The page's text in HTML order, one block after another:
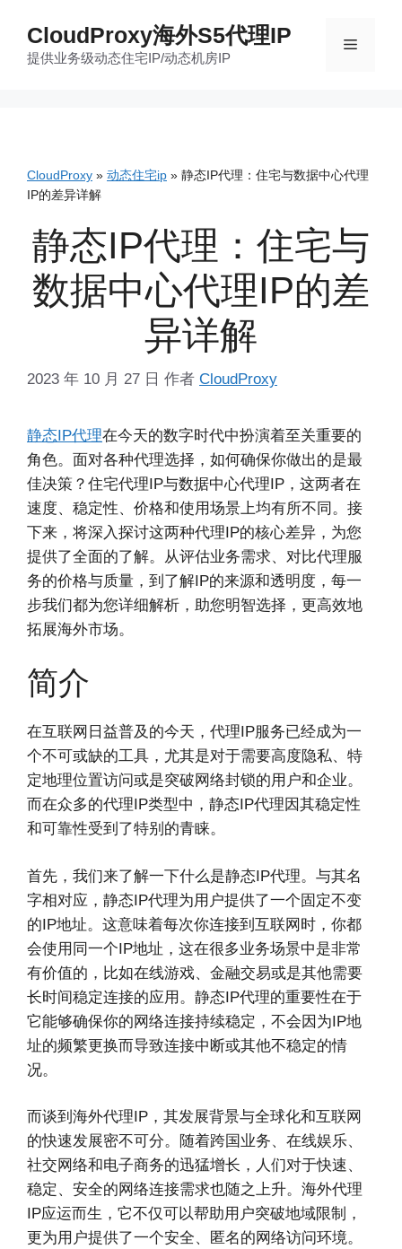
CloudProxy海外S5代理IP
提供业务级动态住宅IP/动态机房IP
菜
CloudProxy » 动态住宅ip » 静态IP代理：住宅与数据中心代理
IP的差异详解
静态IP代理：住宅与
数据中心代理IP的差
异详解
2023 年 10 月 27 日 作者 CloudProxy
静态IP代理在今天的数字时代中扮演着至关重要的
角色。面对各种代理选择，如何确保你做出的是最
佳决策？住宅代理IP与数据中心代理IP，这两者在
速度、稳定性、价格和使用场景上均有所不同。接
下来，将深入探讨这两种代理IP的核心差异，为您
提供了全面的了解。从评估业务需求、对比代理服
务的价格与质量，到了解IP的来源和透明度，每一
步我们都为您详细解析，助您明智选择，更高效地
拓展海外市场。
简介
在互联网日益普及的今天，代理IP服务已经成为一
个不可或缺的工具，尤其是对于需要高度隐私、特
定地理位置访问或是突破网络封锁的用户和企业。
而在众多的代理IP类型中，静态IP代理因其稳定性
和可靠性受到了特别的青睐。
首先，我们来了解一下什么是静态IP代理。与其名
字相对应，静态IP代理为用户提供了一个固定不变
的IP地址。这意味着每次你连接到互联网时，你都
会使用同一个IP地址，这在很多业务场景中是非常
有价值的，比如在线游戏、金融交易或是其他需要
长时间稳定连接的应用。静态IP代理的重要性在于
它能够确保你的网络连接持续稳定，不会因为IP地
址的频繁更换而导致连接中断或其他不稳定的情
况。
而谈到海外代理IP，其发展背景与全球化和互联网
的快速发展密不可分。随着跨国业务、在线娱乐、
社交网络和电子商务的迅猛增长，人们对于快速、
稳定、安全的网络连接需求也随之上升。海外代理
IP应运而生，它不仅可以帮助用户突破地域限制，
更为用户提供了一个安全、匿名的网络访问环境。